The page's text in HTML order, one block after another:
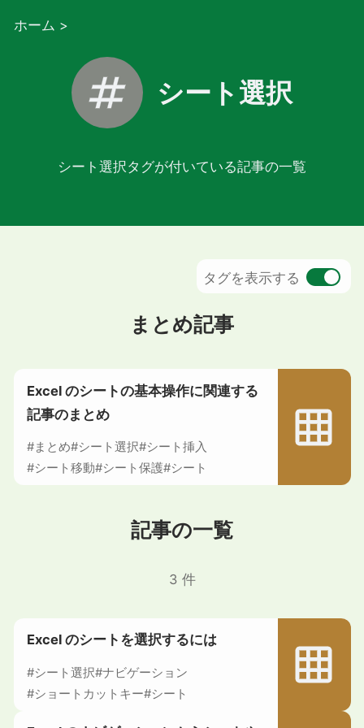
ホーム >
シート選択
シート選択タグが付いている記事の一覧
タグを表示する
まとめ記事
Excel のシートの基本操作に関連する
記事のまとめ
#まとめ#シート選択#シート挿入
#シート移動#シート保護#シート
記事の一覧
3 件
Excel のシートを選択するには
#シート選択#ナビゲーション
#ショートカットキー#シート